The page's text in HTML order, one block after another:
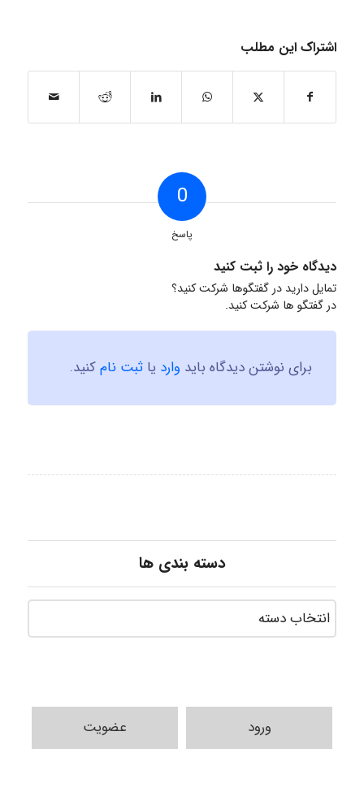
اشتراک این مطلب
0
پاسخ
دیدگاه خود را ثبت کنید
تمایل دارید در گفتگوها شرکت کنید؟
در گفتگو ها شرکت کنید.
برای نوشتن دیدگاه باید وارد یا ثبت نامکنید.
دسته بندی ها
ورود عضویت